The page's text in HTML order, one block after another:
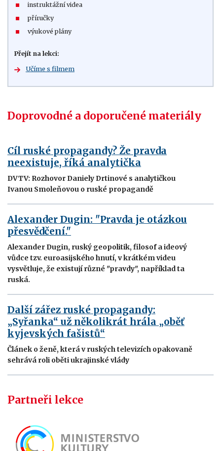
instruktážní videa
příručky
výukové plány
Přejít na lekci:
Učíme s filmem
Doprovodné a doporučené materiály
Cíl ruské propagandy? Že pravda
neexistuje, říká analytička
DVTV: Rozhovor Daniely Drtinové s analytičkou
Ivanou Smoleňovou o ruské propagandě
Alexander Dugin: "Pravda je otázkou
přesvědčení."
Alexander Dugin, ruský geopolitik, filosof a ideový
vůdce tzv. euroasijského hnutí, v krátkém videu
vysvětluje, že existují různé "pravdy", například ta
ruská.
Další zářez ruské propagandy:
„Syřanka“ už několikrát hrála „oběť
kyjevských fašistů“
Článek o ženě, která v ruských televizích opakovaně
sehrává roli oběti ukrajinské vlády
Partneři lekce